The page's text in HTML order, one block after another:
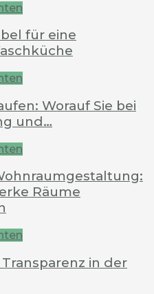
für eine
Worauf Sie bei
und…
Räume
in der